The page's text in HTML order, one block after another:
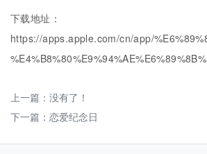
下载地址：
https://apps.apple.com/cn/app/
上一篇：没有了！
下一篇： 恋爱纪念日